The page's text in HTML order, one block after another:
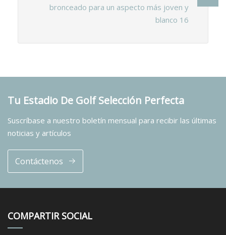
bronceado para un aspecto más joven y
blanco 16
Tu Estadio De Golf Selección Perfecta
Suscríbase a nuestro boletín mensual para recibir las últimas
noticias y artículos
Contáctenos
COMPARTIR SOCIAL